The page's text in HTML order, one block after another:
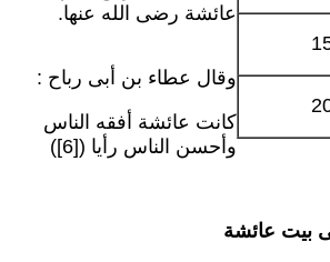
عائشة رضى الله عنها.
وقال عطاء بن أبى رباح :
كانت عائشة أفقه الناس
وأحسن الناس رأيا ([6])
بيت عائشة